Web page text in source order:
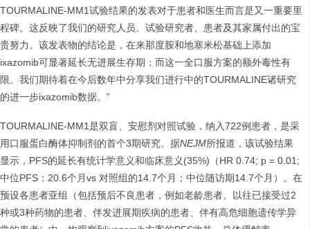
TOURMALINE-MM1试验结果的发表对于患者和医生而言是又一重要里
程碑。这反映了我们的研究人员、试验研究者、患者及其家属付出的宝
贵努力。该发表物的结论是，在来那度胺和地塞米松基础上添加
ixazomib可显著延长无进展生存期；而这一全口服方案的额外毒性有
限。我们期待着在今后数年中分享我们进行中的TOURMALINE诸研究
的进一步ixazomib数据。”
TOURMALINE-MM1是双盲、安慰剂对照试验，纳入722例患者，是采
用口服蛋白酶体抑制剂的首个3期研究。据NEJM所报道，该试验结果
显示，PFS的延长有统计学意义和临床意义(35%)（HR 0.74; p = 0.01;
中位PFS：20.6个月vs 对照组的14.7个月；中位随访期14.7个月）。在
预设各患者亚组（包括预后不良患者，例如老龄患者、以往已接受过2
种或3种药物的患者、伴发进展期疾病的患者、伴有高危细胞遗传学异